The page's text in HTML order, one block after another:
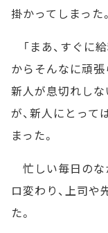
掛かってしまった。
「まあ、すぐに
からそんなに頑
新人が息切れし
が、新人にとって
まった。
忙しい毎日のな
ロ変わり、上司や
た。